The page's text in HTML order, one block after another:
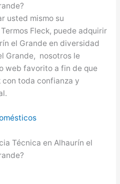
usted mismo su
Fleck, puede adquirir
el Grande en diversidad
Grande, nosotros le
web favorito a fin de que
con toda confianza y
Técnica en Alhaurín el